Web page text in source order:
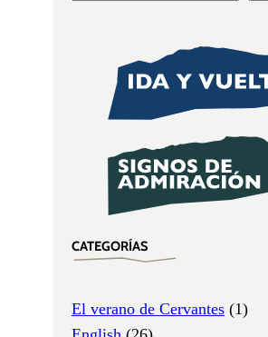
CATEGORÍAS
El verano de Cervantes (1)